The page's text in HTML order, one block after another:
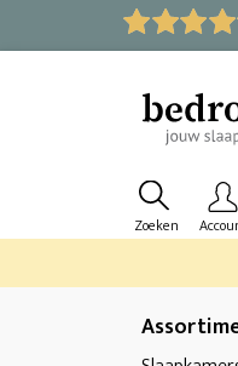
Zoeken